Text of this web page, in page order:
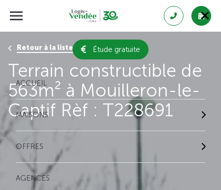
Étude gratuite
ACCUEIL
MAISONS
OFFRES
AGENCES
Retour à la liste des résultats
Terrain constructible de
563m² à Mouilleron-le-
Captif Rèf : T228691